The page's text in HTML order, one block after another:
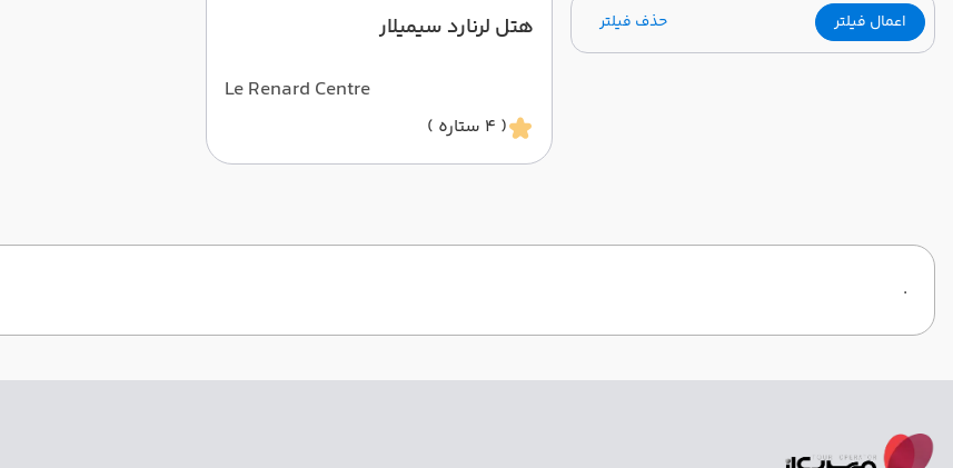
اعمال فیلتر حذف فیلتر
هتل لرنارد سیمیلار
Le Renard Centre
( 4 ستاره )
.